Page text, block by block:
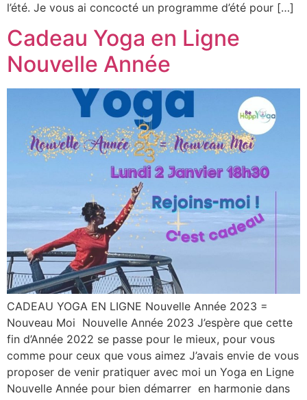
l’été. Je vous ai concocté un programme d’été pour […]
Cadeau Yoga en Ligne
Nouvelle Année
CADEAU YOGA EN LIGNE Nouvelle Année 2023 =
Nouveau Moi Nouvelle Année 2023 J’espère que cette
fin d’Année 2022 se passe pour le mieux, pour vous
comme pour ceux que vous aimez J’avais envie de vous
proposer de venir pratiquer avec moi un Yoga en Ligne
Nouvelle Année pour bien démarrer en harmonie dans